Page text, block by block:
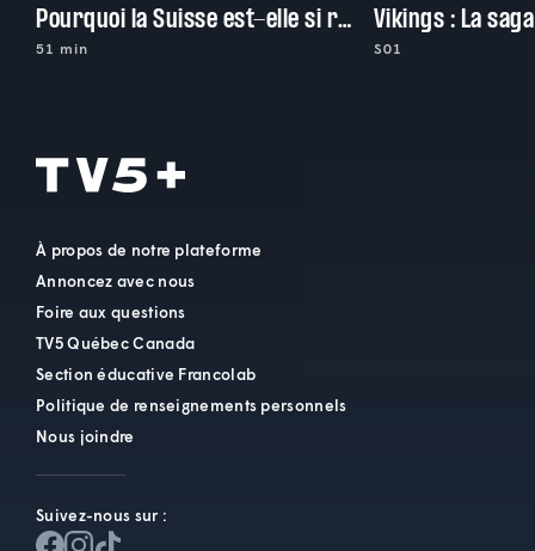
Pourquoi la Suisse est-elle si riche?
51 min
Vikings : La
S01
À propos de notre plateforme
Annoncez avec nous
Foire aux questions
TV5 Québec Canada
Section éducative Francolab
Politique de renseignements personnels
Nous joindre
Suivez-nous sur :